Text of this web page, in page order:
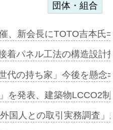
団体・組合
、新会長にTOTO吉本氏
着パネル工法の構造設
代の持ち家」今後を懸
を発表、建築物LCCO2
国人との取引実務調査